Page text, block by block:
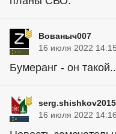
Вованыч007
16 июля 2022 14:15
Бумеранг - он
serg.shishkov2015
16 июля 2022 14:16